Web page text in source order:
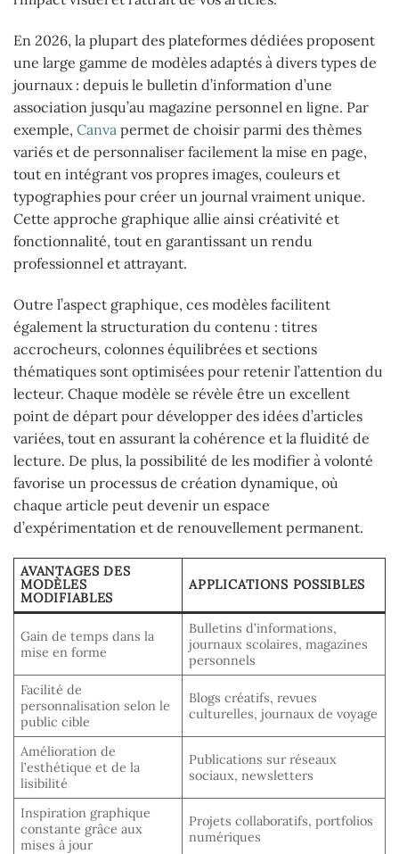
En 2026, la plupart des plateformes dédiées proposent
une large gamme de modèles adaptés à divers types de
journaux : depuis le bulletin d’information d’une
association jusqu’au magazine personnel en ligne. Par
exemple, Canva permet de choisir parmi des thèmes
variés et de personnaliser facilement la mise en page,
tout en intégrant vos propres images, couleurs et
typographies pour créer un journal vraiment unique.
Cette approche graphique allie ainsi créativité et
fonctionnalité, tout en garantissant un rendu
professionnel et attrayant.
Outre l’aspect graphique, ces modèles facilitent
également la structuration du contenu : titres
accrocheurs, colonnes équilibrées et sections
thématiques sont optimisées pour retenir l’attention du
lecteur. Chaque modèle se révèle être un excellent
point de départ pour développer des idées d’articles
variées, tout en assurant la cohérence et la fluidité de
lecture. De plus, la possibilité de les modifier à volonté
favorise un processus de création dynamique, où
chaque article peut devenir un espace
d’expérimentation et de renouvellement permanent.
AVANTAGES DES
MODÈLES
MODIFIABLES
APPLICATIONS POSSIBLES
Gain de temps dans la
mise en forme
Bulletins d’informations,
journaux scolaires, magazines
personnels
Facilité de
personnalisation selon le
public cible
Blogs créatifs, revues
culturelles, journaux de voyage
Amélioration de
l’esthétique et de la
lisibilité
Publications sur réseaux
sociaux, newsletters
Inspiration graphique
constante grâce aux
mises à jour
Projets collaboratifs, portfolios
numériques